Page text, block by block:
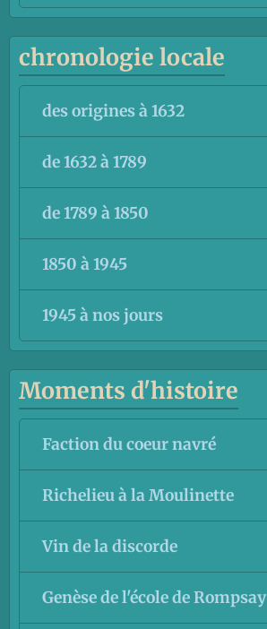
chronologie locale
des origines à 1632
de 1632 à 1789
de 1789 à 1850
1850 à 1945
1945 à nos jours
Moments d'histoire
Faction du coeur navré
Richelieu à la Moulinette
Vin de la discorde
Genèse de l'école de Rompsay